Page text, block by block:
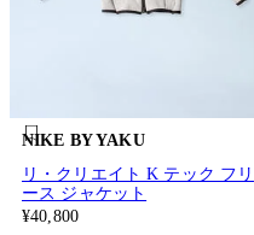
NIKE BY YAKU
リ・クリエイト K テック フリ
ース ジャケット
¥40,800